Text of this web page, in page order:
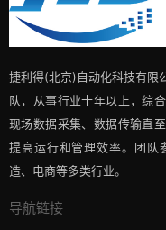
捷利得(北京)自动化科技有限
队，从事行业十年以上，综
现场数据采集、数据传输直
提高运行和管理效率。团队
造、电商等多类行业。
导航链接